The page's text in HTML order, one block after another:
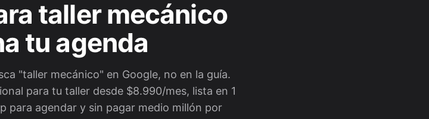
taller mecánico
tu agenda
"taller mecánico" en Google, no en la guía.
para tu taller desde $8.990/mes, lista en 1
para agendar y sin pagar medio millón por